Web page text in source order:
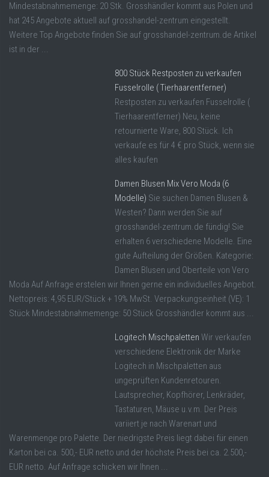
Mindestabnahmemenge: 20 Stk. Grosshändler kommt aus Polen und
hat 245 Angebote aktuell auf grosshandel-zentrum eingestellt.
Weitere Top Angebote finden Sie auf grosshandel-zentrum.de Artikel
ist in der ...
800 Stück Restposten zu verkaufen
Fusselrolle ( Tierhaarentferner)
Restposten zu verkaufen Fusselrolle (
Tierhaarentferner) Neu, keine
retournierte Ware, 800 Stück. Ich
verkaufe es für 4 € pro Stück, wenn sie
alles kaufen
Damen Blusen Mix Vero Moda (6
Modelle) Sie suchen Damen Blusen &
Westen? Dann werden Sie auf
grosshandel-zentrum.de fündig! Sie
erhalten 6 verschiedene Modelle. Eine
gute Aufteilung der Größen. Kategorie:
Damen Blusen und Oberteile von Vero
Moda Auf Anfrage erstelen wir Ihnen gerne ein individuelles Angebot.
Nettopreis: 4,95 EUR/Stück + 19% MwSt. Verpackungseinheit (VE): 1
Stück Mindestabnahmemenge: 50 Stück Grosshändler kommt aus ...
Logitech Mischpaletten Wir verkaufen
verschiedene Elektronik der Marke
Logitech in Mischpaletten aus
ungeprüften Kundenretouren.
Lautsprecher, Kopfhörer, Lenkräder,
Tastaturen, Mäuse u.v.m. Der Preis
variiert je nach Warenart und
Warenmenge pro Palette. Der niedrigste Preis liegt dabei für einen
Karton bei ca. 500,- EUR netto und der höchste Preis bei ca. 2.500,-
EUR netto. Auf Anfrage schicken wir Ihnen ...